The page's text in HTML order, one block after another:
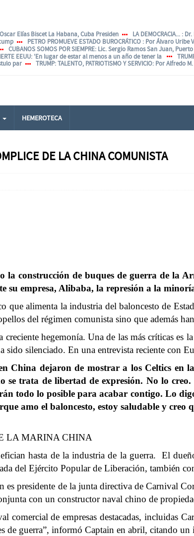
Elías Biscet La Habana, Cuba Presiden LA DEMOCRACIA... :
PETRO PROMUEVE ESTADO BUROCRÁTICO : Por Álvaro Uribe
CUBANOS SOMOS POR SIEMPRE: Lic. Sergio Ramos San Juan,
EEUU: 'En lugar de estar al menos a un año de tener la
par TRUMP: TALENTO, PATRIOTISMO Y SERVICIO: Por Alfredo
HEMEROTECA
DE LA CHINA COMUNISTA
construcción de buques de guerra de la
su empresa, Alibaba, la represión a la
que alimenta la industria del baloncesto de
del régimen comunista sino que además
hegemonía. Una de las más críticas es
sido silenciado. En una entrevista reciente con
China dejaron de mostrar a los Celtics en
trata de libertad de expresión. No lo
todo lo posible para acabar contigo. Lo
amo el baloncesto, estoy saludable y creo
LA MARINA CHINA
hasta de la industria de la guerra. El
del Ejército Popular de Liberación, también
presidente de la junta directiva de Carnival
con un constructor naval chino de
comercial de empresas destacadas, incluidas
de guerra”, informó Captain en abril, citando